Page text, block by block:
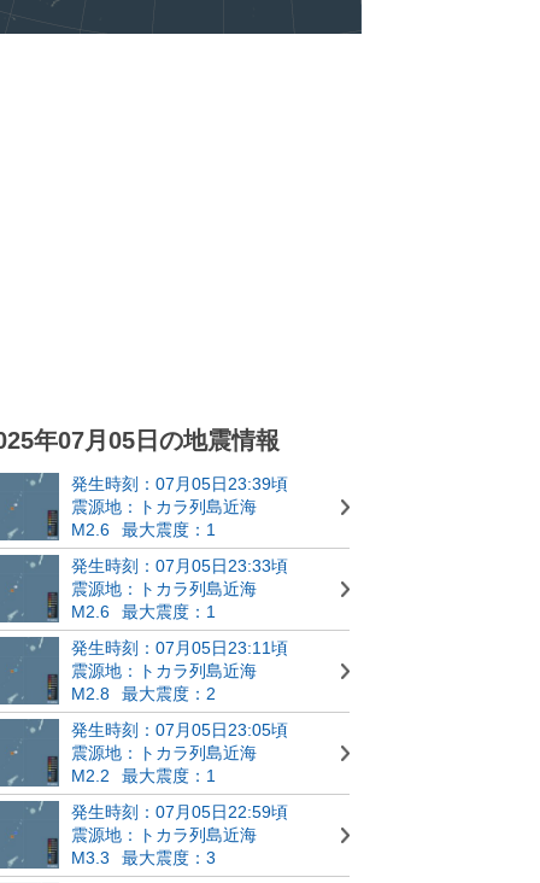
年07月05日の地震情報
発生時刻：07月05日23:39頃
震源地：トカラ列島近海
M2.6
最大震度：1
発生時刻：07月05日23:33頃
震源地：トカラ列島近海
M2.6
最大震度：1
発生時刻：07月05日23:11頃
震源地：トカラ列島近海
M2.8
最大震度：2
発生時刻：07月05日23:05頃
震源地：トカラ列島近海
M2.2
最大震度：1
発生時刻：07月05日22:59頃
震源地：トカラ列島近海
M3.3
最大震度：3